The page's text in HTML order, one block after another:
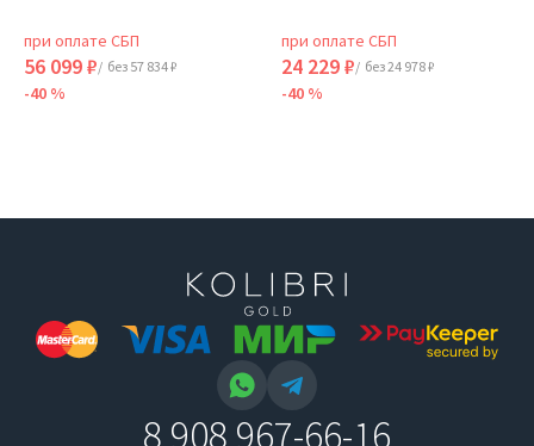
при оплате СБП
56 099 ₽/ без 57 834 ₽
-40 %
при оплате СБП
24 229 ₽/ без 24 978 ₽
-40 %
8 908 967-66-16